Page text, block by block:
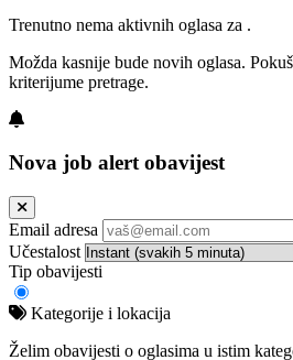
Trenutno nema aktivnih oglasa za .
Možda kasnije bude novih oglasa.
kriterijume pretrage.
Nova job alert obavijest
Email adresa
Učestalost
Tip obavijesti
Kategorije i lokacija
Želim obavijesti o oglasima u istim